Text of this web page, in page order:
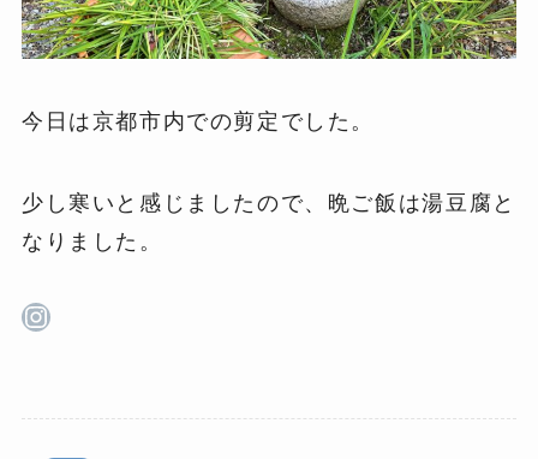
今日は京都市内での剪定でした。
少し寒いと感じましたので、晩ご飯は湯豆腐と
なりました。
Instagram